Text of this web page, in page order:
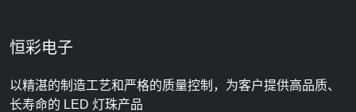
恒彩电子
以精湛的制造工艺和严格的质量控制，为客户提供高品质、
长寿命的 LED 灯珠产品